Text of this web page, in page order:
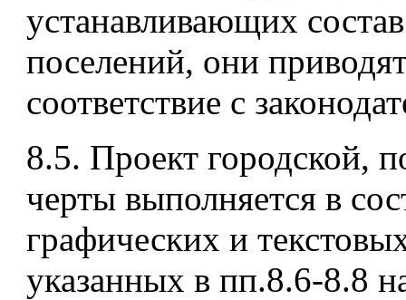
устанавливающих
поселений, они
соответствие с
8.5. Проект городской,
черты выполняется в
графических и
указанных в пп.8.6-8.8